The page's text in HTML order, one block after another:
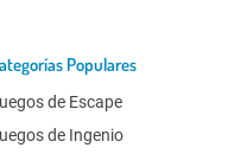
Populares
de Escape
de Ingenio